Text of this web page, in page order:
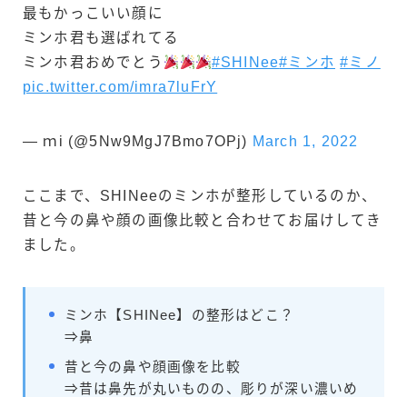
最もかっこいい顔に
ミンホ君も選ばれてる
ミンホ君おめでとう
#SHINee#ミンホ #ミノ
pic.twitter.com/imra7luFrY
— ｍi (@5Nw9MgJ7Bmo7OPj) March 1, 2022
ここまで、SHINeeのミンホが整形しているのか、
昔と今の鼻や顔の画像比較と合わせてお届けしてき
ました。
ミンホ【SHINee】の整形はどこ？
⇒鼻
昔と今の鼻や顔画像を比較
⇒昔は鼻先が丸いものの、彫りが深い濃いめ